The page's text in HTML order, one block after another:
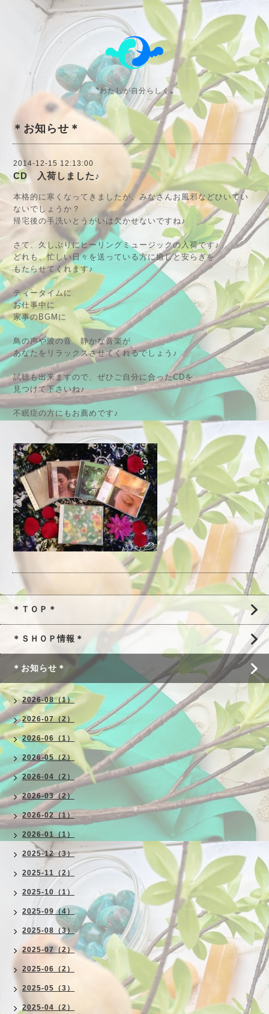
〝わたしが自分らしく〟
＊お知らせ＊
2014-12-15 12:13:00
CD 入荷しました♪
本格的に寒くなってきましたが、みなさんお風邪などひいてい
ないでしょうか？
帰宅後の手洗いとうがいは欠かせないですね♪
さて、久しぶりにヒーリングミュージックの入荷です♪
どれも、忙しい日々を送っている方に癒しと安らぎを
もたらせてくれます♪
ティータイムに
お仕事中に
家事のBGMに
鳥の声や波の音 静かな音楽が
あなたをリラックスさせてくれるでしょう♪
試聴も出来ますので、ぜひご自分に合ったCDを
見つけて下さいね♪
不眠症の方にもお薦めです♪
＊ＴＯＰ＊
＊ＳＨＯＰ情報＊
＊お知らせ＊
2026-08（1）
2026-07（2）
2026-06（1）
2026-05（2）
2026-04（2）
2026-03（2）
2026-02（1）
2026-01（1）
2025-12（3）
2025-11（2）
2025-10（1）
2025-09（4）
2025-08（3）
2025-07（2）
2025-06（2）
2025-05（3）
2025-04（2）